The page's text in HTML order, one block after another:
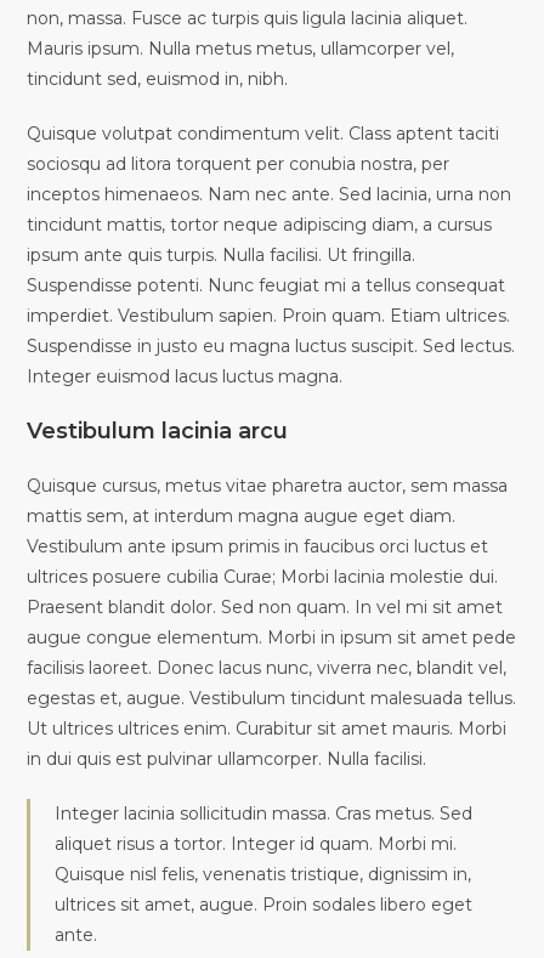
non, massa. Fusce ac turpis quis ligula lacinia aliquet.
Mauris ipsum. Nulla metus metus, ullamcorper vel,
tincidunt sed, euismod in, nibh.
Quisque volutpat condimentum velit. Class aptent taciti
sociosqu ad litora torquent per conubia nostra, per
inceptos himenaeos. Nam nec ante. Sed lacinia, urna non
tincidunt mattis, tortor neque adipiscing diam, a cursus
ipsum ante quis turpis. Nulla facilisi. Ut fringilla.
Suspendisse potenti. Nunc feugiat mi a tellus consequat
imperdiet. Vestibulum sapien. Proin quam. Etiam ultrices.
Suspendisse in justo eu magna luctus suscipit. Sed lectus.
Integer euismod lacus luctus magna.
Vestibulum lacinia arcu
Quisque cursus, metus vitae pharetra auctor, sem massa
mattis sem, at interdum magna augue eget diam.
Vestibulum ante ipsum primis in faucibus orci luctus et
ultrices posuere cubilia Curae; Morbi lacinia molestie dui.
Praesent blandit dolor. Sed non quam. In vel mi sit amet
augue congue elementum. Morbi in ipsum sit amet pede
facilisis laoreet. Donec lacus nunc, viverra nec, blandit vel,
egestas et, augue. Vestibulum tincidunt malesuada tellus.
Ut ultrices ultrices enim. Curabitur sit amet mauris. Morbi
in dui quis est pulvinar ullamcorper. Nulla facilisi.
Integer lacinia sollicitudin massa. Cras metus. Sed
aliquet risus a tortor. Integer id quam. Morbi mi.
Quisque nisl felis, venenatis tristique, dignissim in,
ultrices sit amet, augue. Proin sodales libero eget
ante.